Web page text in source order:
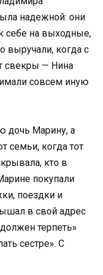
надежной: они
себе на выходные,
выручали, когда с
свекры — Нина
совсем иную
дочь Марину, а
семьи, когда тот
кто в
покупали
поездки и
в свой адрес
терпеть»
сестре». С